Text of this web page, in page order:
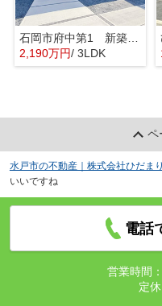
石岡市府中第1 新築戸建 3号棟
2,190万円/ 3LDK
ペ
水戸市の不動産｜株式会社ひだま
いいですね
電話
営業時間：
定休